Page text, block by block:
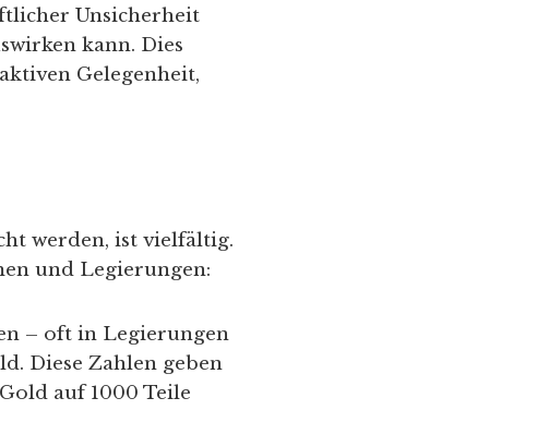
Unsicherheit
kann. Dies
Gelegenheit,
werden, ist vielfältig.
und Legierungen:
– oft in Legierungen
Diese Zahlen geben
auf 1000 Teile